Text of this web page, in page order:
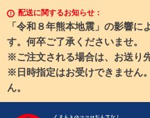
配送に関するお知らせ：
「令和８年熊本地震」の影響に
す。何卒ご了承くださいませ。
※ご注文される場合は、お送り
※日時指定はお受けできません
ん。